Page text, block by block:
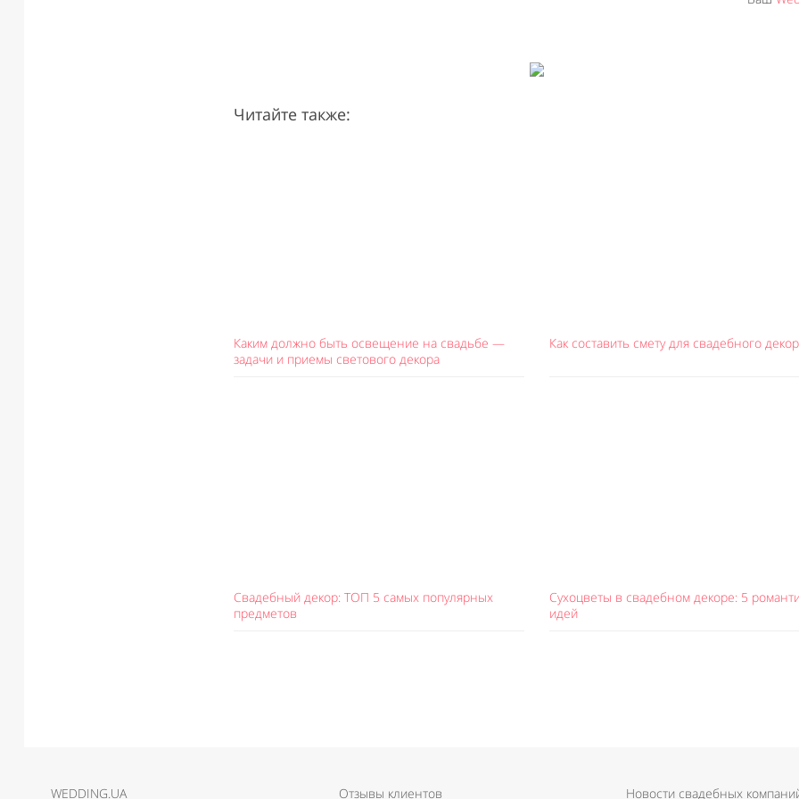
Читайте также:
Каким должно быть освещение на свадьбе —
задачи и приемы светового декора
Как составить смету для свадебного
Свадебный декор: ТОП 5 самых популярных
предметов
Сухоцветы в свадебном декоре: 5
идей
WEDDING.UA Отзывы клиентов Новости свадебных